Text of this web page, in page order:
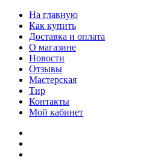
На главную
Как купить
Доставка и оплата
О магазине
Новости
Отзывы
Мастерская
Тир
Контакты
Мой кабинет